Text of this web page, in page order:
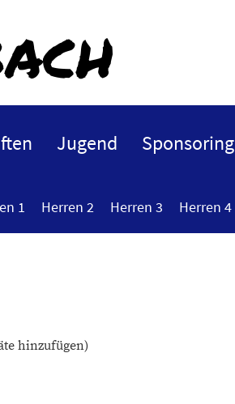
Jugend Sponsoring
1 Herren 2 Herren 3 Herren 4
hinzufügen)